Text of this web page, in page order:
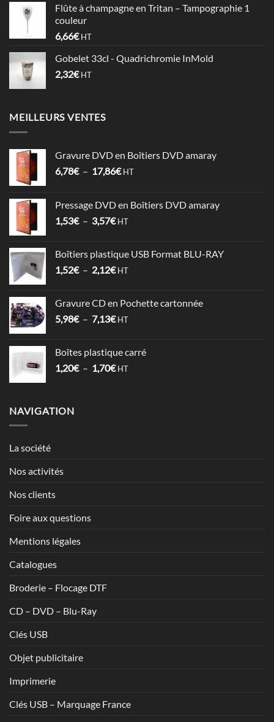
0,60€
Flûte à champagne en Tritan – Tampographie 1
couleur
6,66€ HT
Gobelet 33cl - Quadrichromie InMold
2,32€ HT
MEILLEURS VENTES
Gravure DVD en Boîtiers DVD amaray
6,78€ – 17,86€Plage
6,78€
à
HT
Pressage DVD en Boîtiers DVD amaray
1,53€ – 3,57€Plage
1,53€
à
HT
Boîtiers plastique USB Format BLU-RAY
1,52€ – 2,12€Plage
1,52€
à
HT
Gravure CD en Pochette cartonnée
5,98€ – 7,13€Plage
5,98€
à
HT
Boîtes plastique carré
1,20€ – 1,70€Plage
HT
NAVIGATION
La société
Nos activités
Nos clients
Foire aux questions
Mentions légales
Catalogues
Broderie – Flocage DTF
CD – DVD – Blu-Ray
Clés USB
Objet publicitaire
Imprimerie
Clés USB – Marquage France